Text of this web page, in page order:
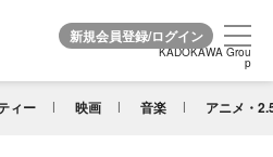
KADOKAWA Grou
p
ィー 映画 音楽 アニメ・
KADOKAWA Grou
p